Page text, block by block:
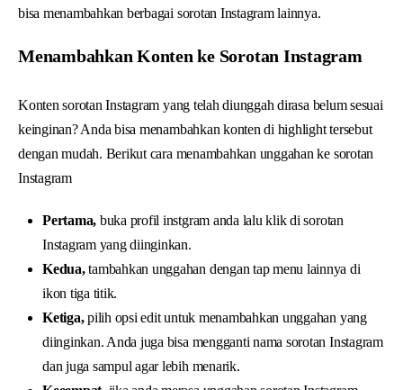
bisa menambahkan berbagai sorotan Instagram lainnya.
Menambahkan Konten ke Sorotan Instagram
Konten sorotan Instagram yang telah diunggah dirasa belum sesuai
keinginan? Anda bisa menambahkan konten di highlight tersebut
dengan mudah. Berikut cara menambahkan unggahan ke sorotan
Instagram
Pertama, buka profil instgram anda lalu klik di sorotan
Instagram yang diinginkan.
Kedua,tambahkan unggahan dengan tap menu lainnya di
ikon tiga titik.
Ketiga,pilih opsi edit untuk menambahkan unggahan yang
diinginkan. Anda juga bisa mengganti nama sorotan Instagram
dan juga sampul agar lebih menarik.